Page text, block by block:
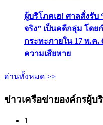
ผู้บริโภคเฮ! ศาลสั่งรั
จริง” เป็นคดีกลุ่ม โด
กระทะภายใน 17 พ.ค.
ความเสียหาย
อ่านทั้งหมด >>
ข่าวเครือข่ายองค์กรผู้บ
1